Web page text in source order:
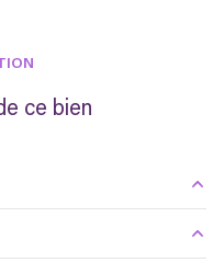
ce bien